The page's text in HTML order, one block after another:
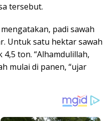
tersebut.
padi sawah
Untuk satu hektar sawah
ton. “Alhamdulillah,
mulai di panen, “ujar